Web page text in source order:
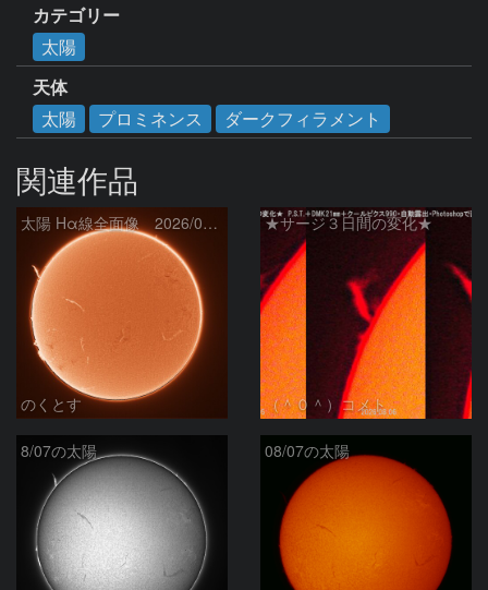
カテゴリー
太陽
天体
太陽
プロミネンス ダークフィラメント
関連作品
太陽 Hα線全面像 2026/08/07
のくとす
★サージ３日間の変化★
（＾０＾）コメト
8/07の太陽 08/07の太陽